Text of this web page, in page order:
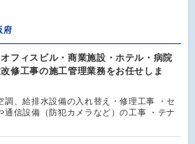
府
フィスビル・商業施設・ホテル・病院
修工事の施工管理業務をお任せしま
調、給排水設備の入れ替え・修理工事 ・セ
通信設備（防犯カメラなど）の工事 ・テナ